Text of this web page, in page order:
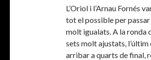
L’Oriol i l’Arnau Fornés
tot el possible per
molt igualats. A la ronda
sets molt ajustats, l’últim
arribar a quarts de final,